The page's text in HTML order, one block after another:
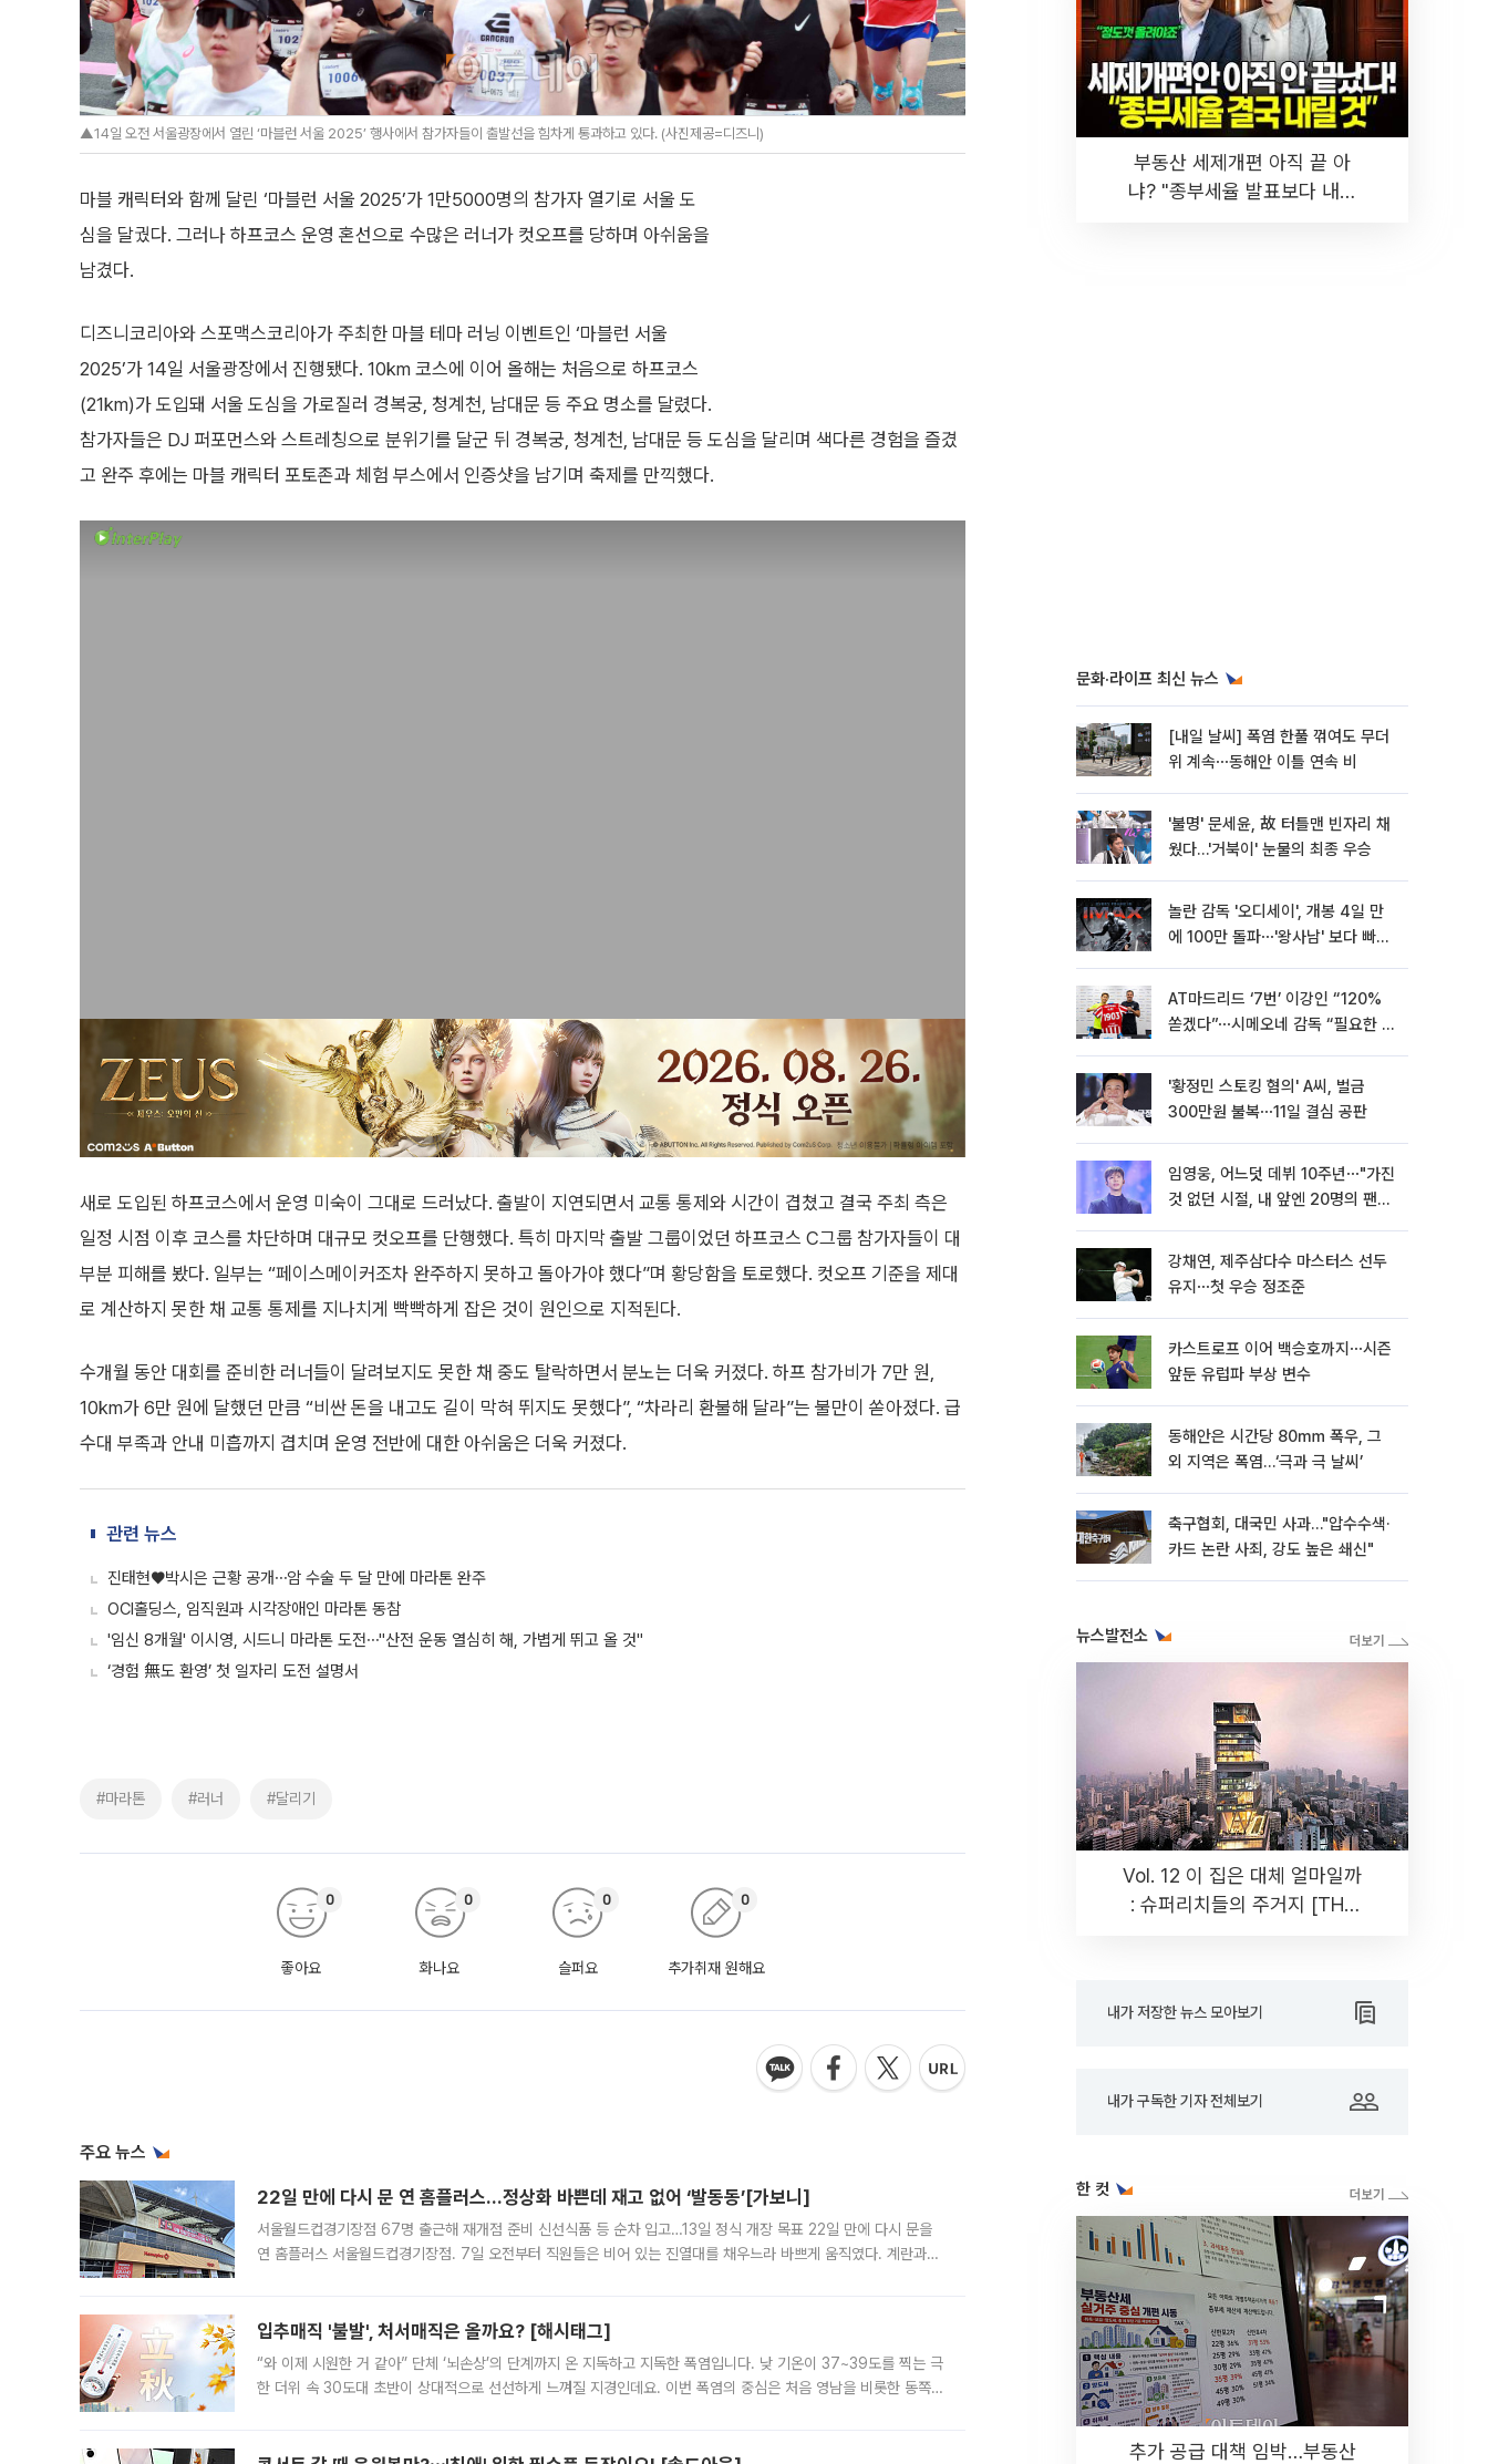
▲14일 오전 서울광장에서 열린 ‘마블런 서울 2025’ 행사에서 참가자들이 출발선을 힘차게 통과하고 있다. (사진제공=디즈니)
마블 캐릭터와 함께 달린 ‘마블런 서울 2025’가 1만5000명의 참가자 열기로 서울 도
심을 달궜다. 그러나 하프코스 운영 혼선으로 수많은 러너가 컷오프를 당하며 아쉬움을
남겼다.
디즈니코리아와 스포맥스코리아가 주최한 마블 테마 러닝 이벤트인 ‘마블런 서울
2025’가 14일 서울광장에서 진행됐다. 10km 코스에 이어 올해는 처음으로 하프코스
(21km)가 도입돼 서울 도심을 가로질러 경복궁, 청계천, 남대문 등 주요 명소를 달렸다.
참가자들은 DJ 퍼포먼스와 스트레칭으로 분위기를 달군 뒤 경복궁, 청계천, 남대문 등 도심을 달리며 색다른 경험을 즐겼
고 완주 후에는 마블 캐릭터 포토존과 체험 부스에서 인증샷을 남기며 축제를 만끽했다.
새로 도입된 하프코스에서 운영 미숙이 그대로 드러났다. 출발이 지연되면서 교통 통제와 시간이 겹쳤고 결국 주최 측은
일정 시점 이후 코스를 차단하며 대규모 컷오프를 단행했다. 특히 마지막 출발 그룹이었던 하프코스 C그룹 참가자들이 대
부분 피해를 봤다. 일부는 “페이스메이커조차 완주하지 못하고 돌아가야 했다”며 황당함을 토로했다. 컷오프 기준을 제대
로 계산하지 못한 채 교통 통제를 지나치게 빡빡하게 잡은 것이 원인으로 지적된다.
수개월 동안 대회를 준비한 러너들이 달려보지도 못한 채 중도 탈락하면서 분노는 더욱 커졌다. 하프 참가비가 7만 원,
10km가 6만 원에 달했던 만큼 “비싼 돈을 내고도 길이 막혀 뛰지도 못했다”, “차라리 환불해 달라”는 불만이 쏟아졌다. 급
수대 부족과 안내 미흡까지 겹치며 운영 전반에 대한 아쉬움은 더욱 커졌다.
관련 뉴스
진태현♥박시은 근황 공개⋯암 수술 두 달 만에 마라톤 완주
OCI홀딩스, 임직원과 시각장애인 마라톤 동참
'임신 8개월' 이시영, 시드니 마라톤 도전⋯"산전 운동 열심히 해, 가볍게 뛰고 올 것"
‘경험 無도 환영’ 첫 일자리 도전 설명서
#마라톤 #러너 #달리기
좋아요
0
화나요
0
슬퍼요
0
추가취재 원해요
0
주요 뉴스
22일 만에 다시 문 연 홈플러스…정상화 바쁜데 재고 없어 ‘발동동’[가보니]
서울월드컵경기장점 67명 출근해 재개점 준비 신선식품 등 순차 입고…13일 정식 개장 목표 22일 만에 다시 문을
연 홈플러스 서울월드컵경기장점. 7일 오전부터 직원들은 비어 있는 진열대를 채우느라 바쁘게 움직였다. 계란과
입추매직 '불발', 처서매직은 올까요? [해시태그]
“와 이제 시원한 거 같아” 단체 ‘뇌손상’의 단계까지 온 지독하고 지독한 폭염입니다. 낮 기온이 37~39도를 찍는 극
한 더위 속 30도대 초반이 상대적으로 선선하게 느껴질 지경인데요. 이번 폭염의 중심은 처음 영남을 비롯한 동쪽
부동산 세제개편 아직 끝 아
냐? "종부세율 발표보다 내릴
문화·라이프 최신 뉴스
[내일 날씨] 폭염 한풀 꺾여도 무더
위 계속⋯동해안 이틀 연속 비
'불명' 문세윤, 故 터틀맨 빈자리 채
웠다…'거북이' 눈물의 최종 우승
놀란 감독 '오디세이', 개봉 4일 만
에 100만 돌파⋯'왕사남' 보다 빠르
AT마드리드 ‘7번’ 이강인 “120%
쏟겠다”⋯시메오네 감독 “필요한 선
'황정민 스토킹 혐의' A씨, 벌금
300만원 불복⋯11일 결심 공판
임영웅, 어느덧 데뷔 10주년⋯"가진
것 없던 시절, 내 앞엔 20명의 팬
강채연, 제주삼다수 마스터스 선두
유지⋯첫 우승 정조준
카스트로프 이어 백승호까지⋯시즌
앞둔 유럽파 부상 변수
동해안은 시간당 80㎜ 폭우, 그
외 지역은 폭염…‘극과 극 날씨’
축구협회, 대국민 사과…"압수수색·
카드 논란 사죄, 강도 높은 쇄신"
뉴스발전소
Vol. 12 이 집은 대체 얼마일까
: 슈퍼리치들의 주거지 [THE
내가 저장한 뉴스 모아보기
내가 구독한 기자 전체보기
한 컷
추가 공급 대책 임박…부동산